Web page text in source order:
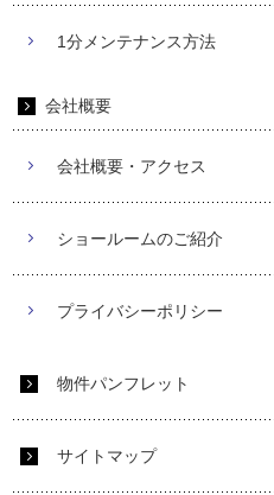
1分メンテナンス方法
会社概要
会社概要・アクセス
ショールームのご紹介
プライバシーポリシー
物件パンフレット
サイトマップ